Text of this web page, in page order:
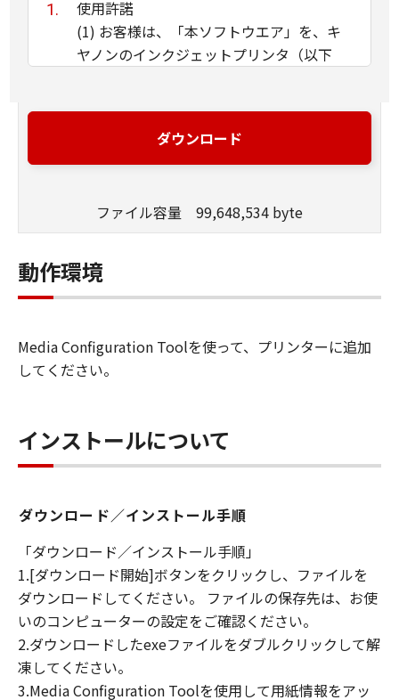
使用許諾
(1) お客様は、「本ソフトウエア」を、キ
ヤノンのインクジェットプリンタ（以下
とは、「許諾ソフトウエア」をコンピュー
タの記憶媒体上にインストールすること、
と、アクセスすること、読み出すこと、も
しくは実行することのいずれも含むものと
します）することができます。お客様はま
た、お客様が「プリンタ」を使用すること
に、本契約の条件の下で、「許諾ソフトウ
エア」を使用させることができます。その
べての責任を負っていただくものとしま
す。 (2) お客様は、再使用許諾、譲渡、頒
「本ソフトウエア」を使用もしくは利用さ
せることはできません。
(3) お客様は、「本ソフトウエア」の全部
または一部を修正、改変、リバース・エン
ジニアリング、逆コンパイルまたは逆アセ
ンブル等することはできません。また第三
者にこのような行為をさせてはなりませ
ん。
ダウンロード
ファイル容量 99,648,534 byte
動作環境
Media Configuration Toolを使って、プリンターに追加
してください。
インストールについて
ダウンロード／インストール手順
「ダウンロード／インストール手順」
1.[ダウンロード開始]ボタンをクリックし、ファイルを
ダウンロードしてください。 ファイルの保存先は、お使
いのコンピューターの設定をご確認ください。
2.ダウンロードしたexeファイルをダブルクリックして解
凍してください。
3.Media Configuration Toolを使用して用紙情報をアッ